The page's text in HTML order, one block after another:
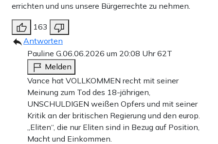
errichten und uns unsere Bürgerrechte zu nehmen.
163
Antworten
Pauline G. 06.06.2026 um 20:08 Uhr62T
Melden
Vance hat VOLLKOMMEN recht mit seiner
Meinung zum Tod des 18-jährigen,
UNSCHULDIGEN weißen Opfers und mit seiner
Kritik an der britischen Regierung und den europ.
„Eliten“, die nur Eliten sind in Bezug auf Position,
Macht und Einkommen.